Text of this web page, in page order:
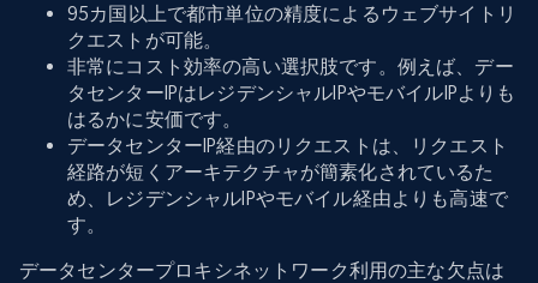
95カ国以上で都市単位の精度によるウェブサイトリ
クエストが可能。
非常にコスト効率の高い選択肢です。例えば、デー
タセンターIPはレジデンシャルIPやモバイルIPよりも
はるかに安価です。
データセンターIP経由のリクエストは、リクエスト
経路が短くアーキテクチャが簡素化されているた
め、レジデンシャルIPやモバイル経由よりも高速で
す。
データセンタープロキシネットワーク利用の主な欠点は